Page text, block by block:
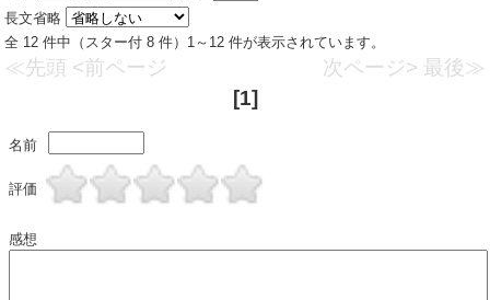
長文省略
全 12 件中（スター付 8 件）1～12 件が表示されています。
≪先頭 <前ページ 次ページ> 最後≫
[1]
名前
評価
感想